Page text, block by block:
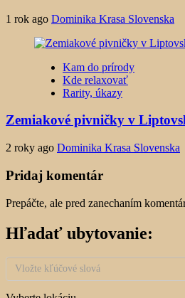
1 rok ago Dominika Krasa Slovenska
Kam do prírody
Kde relaxovať
Rarity, úkazy
Zemiakové pivničky v
2 roky ago Dominika Krasa Slovenska
Pridaj komentár
Prepáčte, ale pred zanechaním
Hľadať ubytovanie: